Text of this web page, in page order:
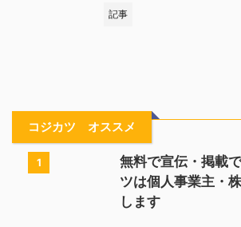
記事
コジカツ オススメ
1
無料で宣伝・掲載
ツは個人事業主・
します